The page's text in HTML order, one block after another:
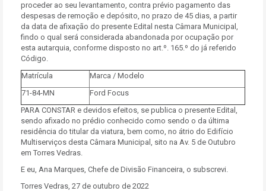
proceder ao seu levantamento, contra prévio pagamento das
despesas de remoção e depósito, no prazo de 45 dias, a partir
da data de afixação do presente Edital nesta Câmara Municipal,
findo o qual será considerada abandonada por ocupação por
esta autarquia, conforme disposto no art.º. 165.º do já referido
Código.
Matrícula
Marca / Modelo
71-84-MN
Ford Focus
PARA CONSTAR e devidos efeitos, se publica o presente Edital,
sendo afixado no prédio conhecido como sendo o da última
residência do titular da viatura, bem como, no átrio do Edifício
Multiserviços desta Câmara Municipal, sito na Av. 5 de Outubro
em Torres Vedras.
E eu, Ana Marques, Chefe de Divisão Financeira, o subscrevi.
Torres Vedras, 27 de outubro de 2022